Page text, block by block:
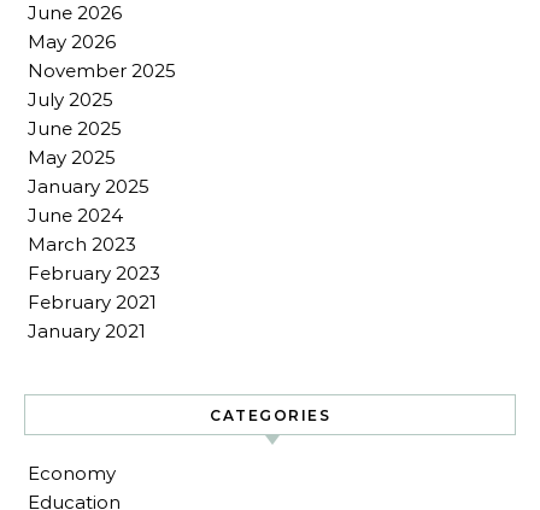
June 2026
May 2026
November 2025
July 2025
June 2025
May 2025
January 2025
June 2024
March 2023
February 2023
February 2021
January 2021
CATEGORIES
Economy
Education